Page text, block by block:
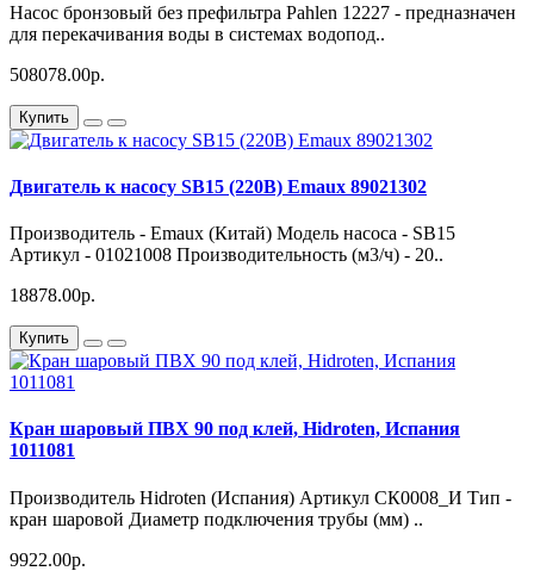
Насос бронзовый без префильтра Pahlen 12227 - предназначен
для перекачивания воды в системах водопод..
508078.00р.
Купить
Двигатель к насосу SB15 (220В) Emaux 89021302
Производитель - Emaux (Китай) Модель насоса - SB15
Артикул - 01021008 Производительность (м3/ч) - 20..
18878.00р.
Купить
Кран шаровый ПВХ 90 под клей, Hidroten, Испания
1011081
Производитель Hidroten (Испания) Артикул СК0008_И Тип -
кран шаровой Диаметр подключения трубы (мм) ..
9922.00р.